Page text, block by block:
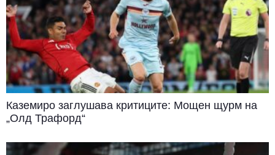
Каземиро заглушава критиците: Мощен щурм на
„Олд Трафорд“